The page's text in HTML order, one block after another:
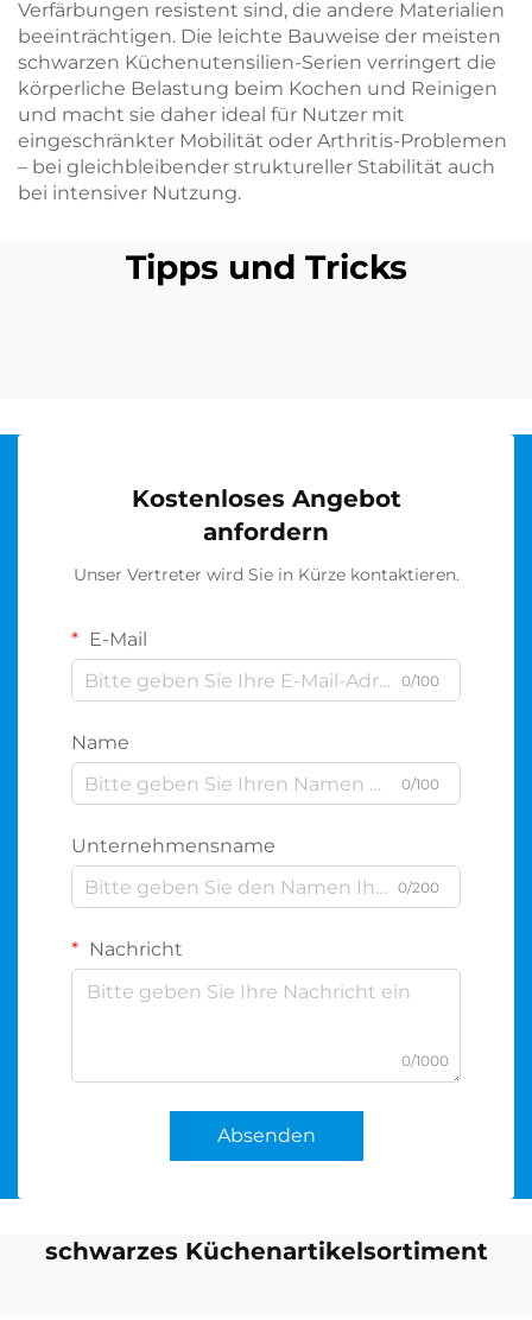
Verfärbungen resistent sind, die andere Materialien
beeinträchtigen. Die leichte Bauweise der meisten
schwarzen Küchenutensilien-Serien verringert die
körperliche Belastung beim Kochen und Reinigen
und macht sie daher ideal für Nutzer mit
eingeschränkter Mobilität oder Arthritis-Problemen
– bei gleichbleibender struktureller Stabilität auch
bei intensiver Nutzung.
Tipps und Tricks
Kostenloses Angebot
anfordern
Unser Vertreter wird Sie in Kürze kontaktieren.
E-Mail
0/100
Name
0/100
Unternehmensname
0/200
Nachricht
0/1000
Absenden
schwarzes Küchenartikelsortiment